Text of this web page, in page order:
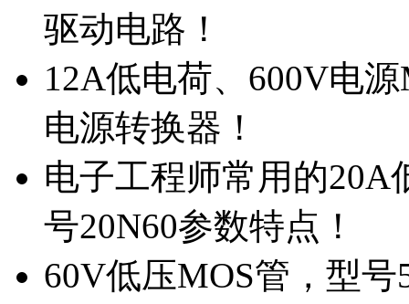
驱动电路！
12A低电荷、600V电
电源转换器！
电子工程师常用的20A
号20N60参数特点！
60V低压MOS管，型